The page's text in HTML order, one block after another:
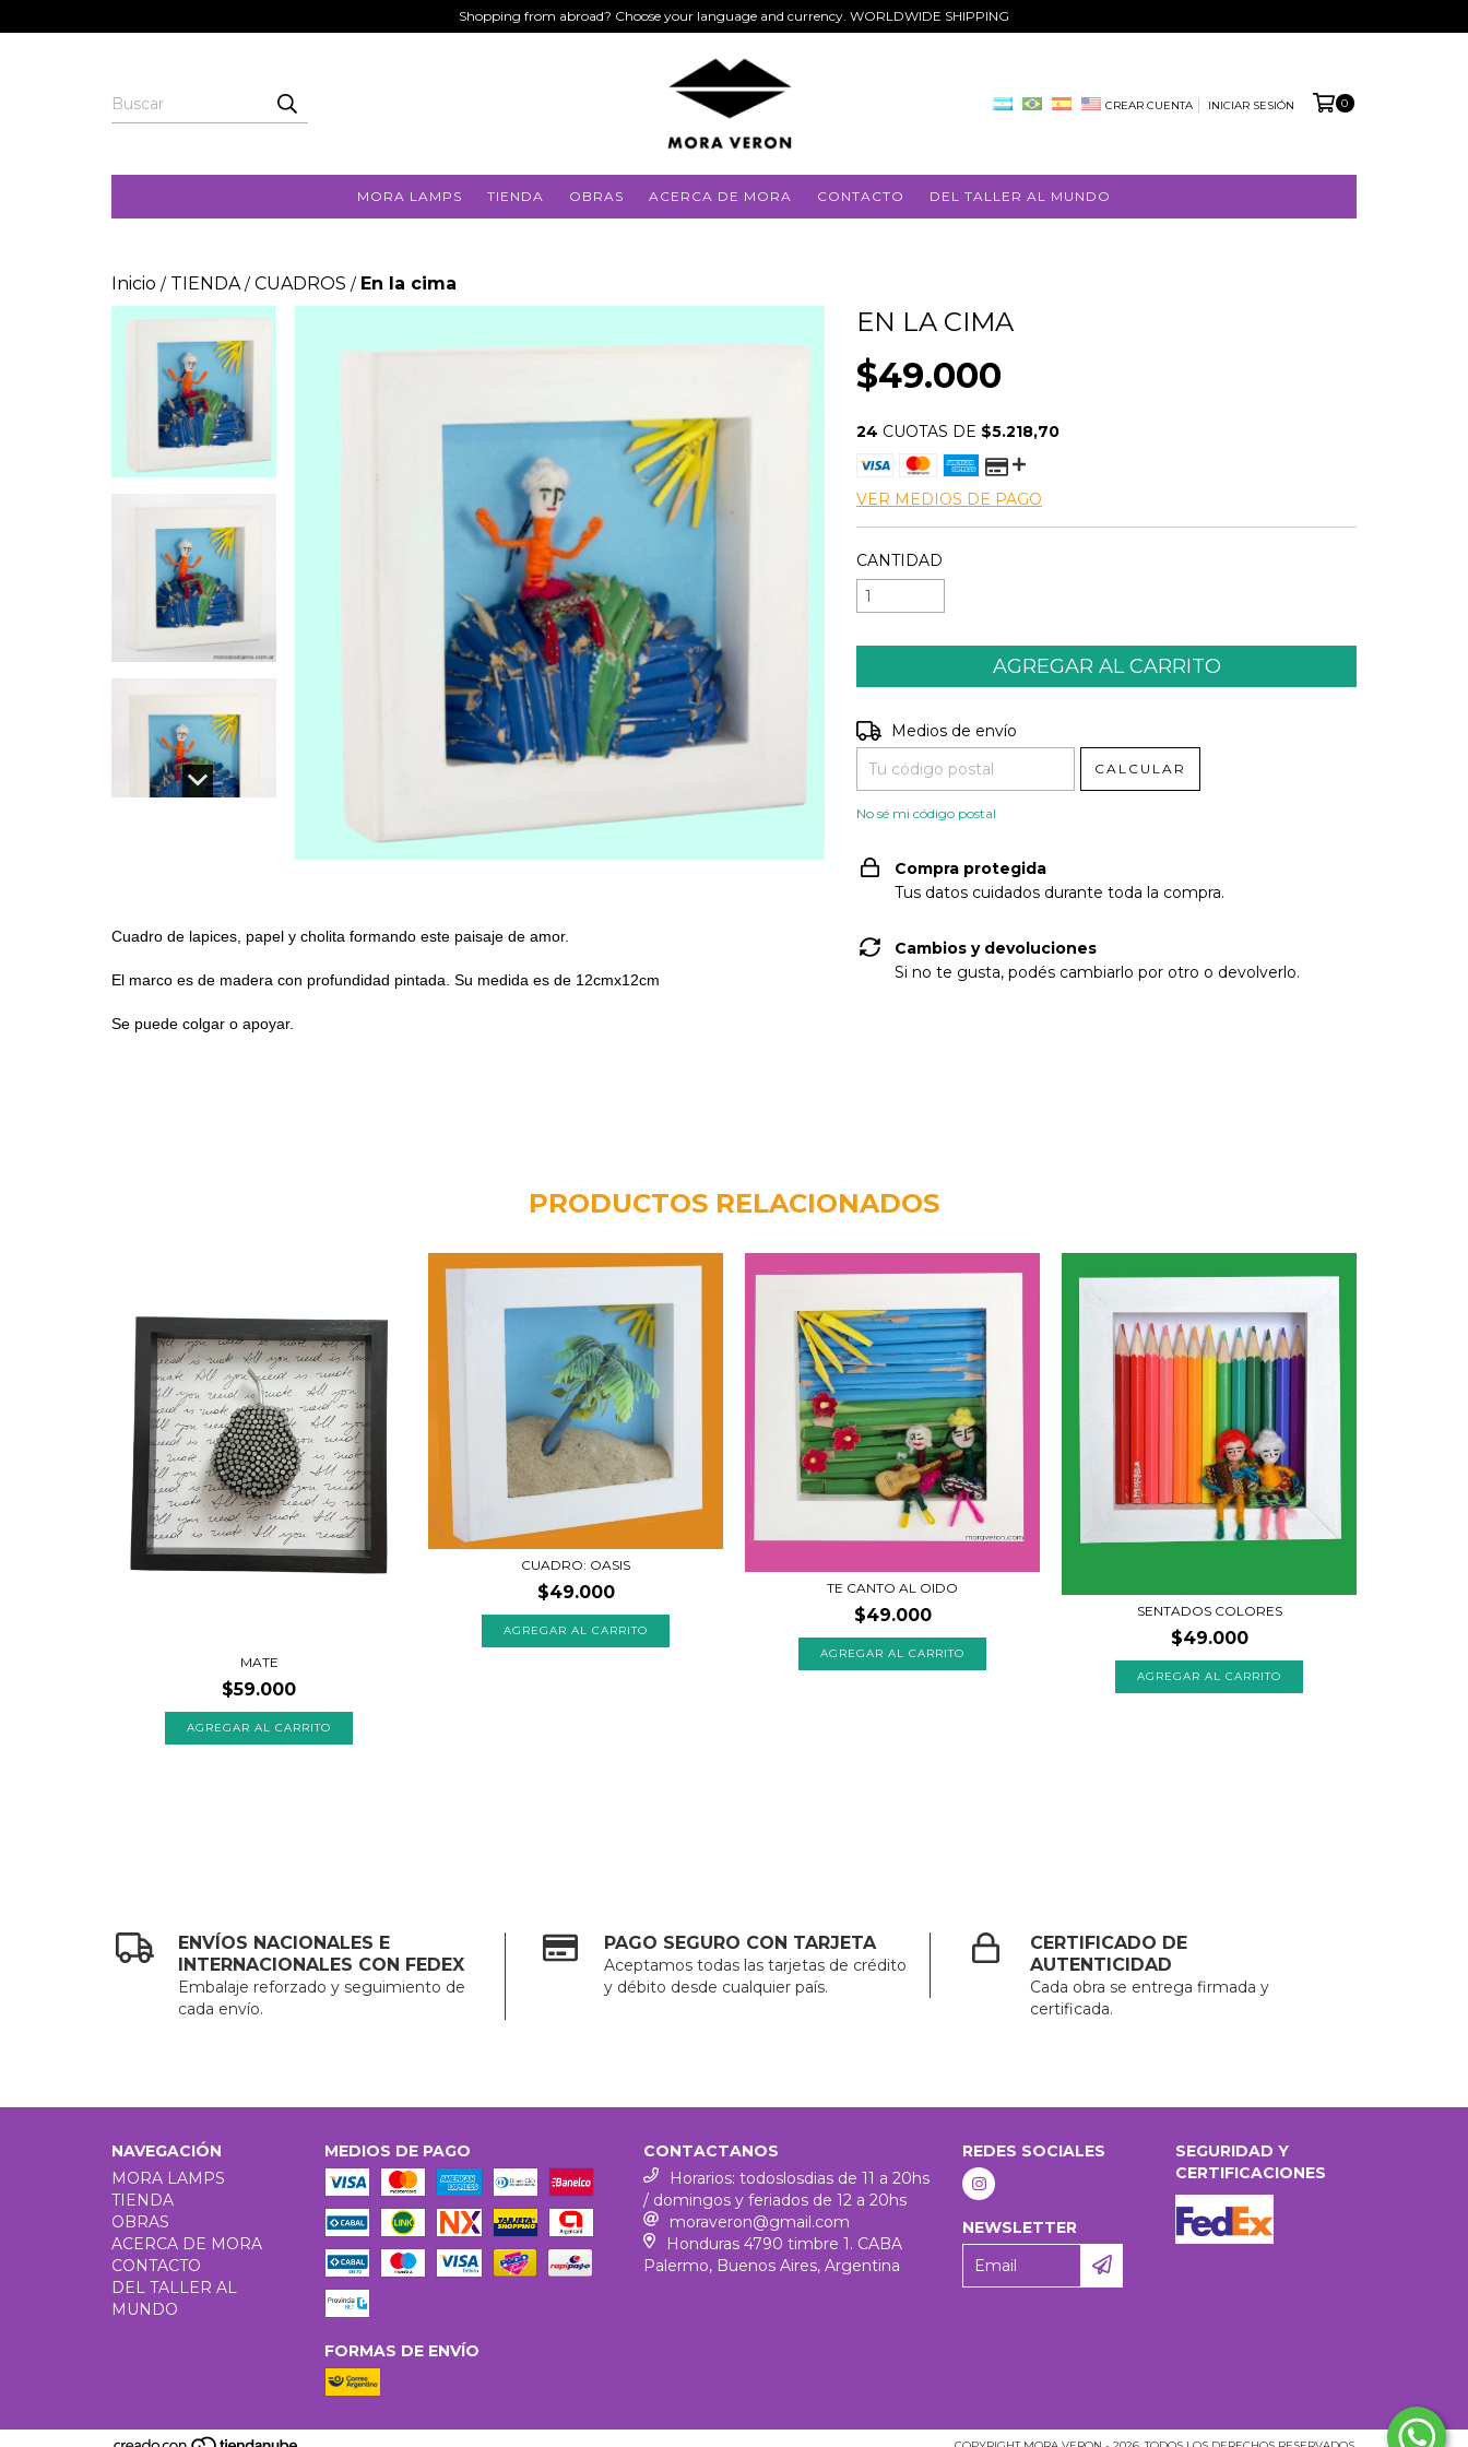
Shopping from abroad? Choose your language and currency. WORLDWIDE SHIPPING
CREAR CUENTA INICIAR SESIÓN 0
MORA LAMPS TIENDA OBRAS ACERCA DE MORA CONTACTO DEL TALLER AL MUNDO
Inicio / TIENDA / CUADROS / En la cima
Cuadro de lapices, papel y cholita formando este paisaje de amor.
El marco es de madera con profundidad pintada. Su medida es de 12cmx12cm
Se puede colgar o apoyar.
EN LA CIMA
$49.000
24 CUOTAS DE $5.218,70
VER MEDIOS DE PAGO
CANTIDAD
Entregas para el CP:
Medios de envío
CALCULAR
No sé mi código postal
Compra protegida
Tus datos cuidados durante toda la compra.
Cambios y devoluciones
Si no te gusta, podés cambiarlo por otro o devolverlo.
PRODUCTOS RELACIONADOS
MATE
$59.000
CUADRO: OASIS
$49.000 TE CANTO AL OIDO
$49.000 SENTADOS COLORES
$49.000
AGREGAR AL CARRITO
ENVÍOS NACIONALES E
INTERNACIONALES CON FEDEX
Embalaje reforzado y seguimiento de
cada envío.
PAGO SEGURO CON TARJETA
Aceptamos todas las tarjetas de crédito
y débito desde cualquier país.
CERTIFICADO DE
AUTENTICIDAD
Cada obra se entrega firmada y
certificada.
NAVEGACIÓN
MORA LAMPS
TIENDA
OBRAS
ACERCA DE MORA
CONTACTO
DEL TALLER AL
MUNDO
MEDIOS DE PAGO
FORMAS DE ENVÍO
CONTACTANOS
Horarios: todoslosdias de 11 a 20hs
/ domingos y feriados de 12 a 20hs
moraveron@gmail.com
Honduras 4790 timbre 1. CABA
Palermo, Buenos Aires, Argentina
REDES SOCIALES
NEWSLETTER
SEGURIDAD Y
CERTIFICACIONES